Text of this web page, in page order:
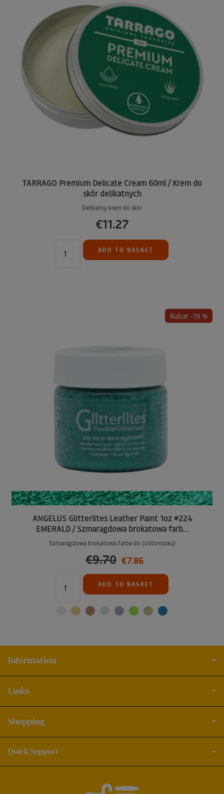
TARRAGO Premium Delicate Cream 60ml / Krem do
skór delikatnych
Delikatny krem do skór
€11.27
ADD TO BASKET
Rabat -19 %
ANGELUS Glitterlites Leather Paint 1oz #224
EMERALD / Szmaragdowa brokatowa farb...
Szmaragdowa brokatowa farba do customizacji
€9.70 €7.86
ADD TO BASKET
Information
Links
Shopping
Quick Support